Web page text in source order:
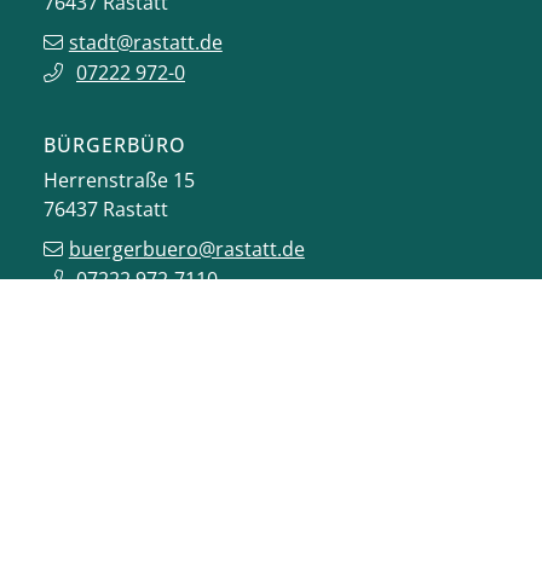
stadt@rastatt.de
07222 972-0
BÜRGERBÜRO
Herrenstraße 15
76437 Rastatt
buergerbuero@rastatt.de
07222 972-7110